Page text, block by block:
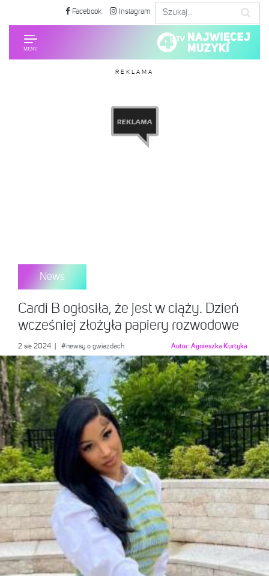
Facebook Instagram
REKLAMA
News
Cardi B ogłosiła, że jest w ciąży. Dzień
wcześniej złożyła papiery rozwodowe
2 sie 2024 #newsy o gwiazdach Autor:Agnieszka Kurtyka